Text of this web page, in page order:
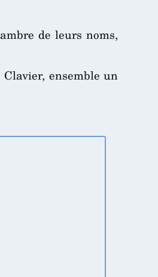
de leurs noms,
ensemble un